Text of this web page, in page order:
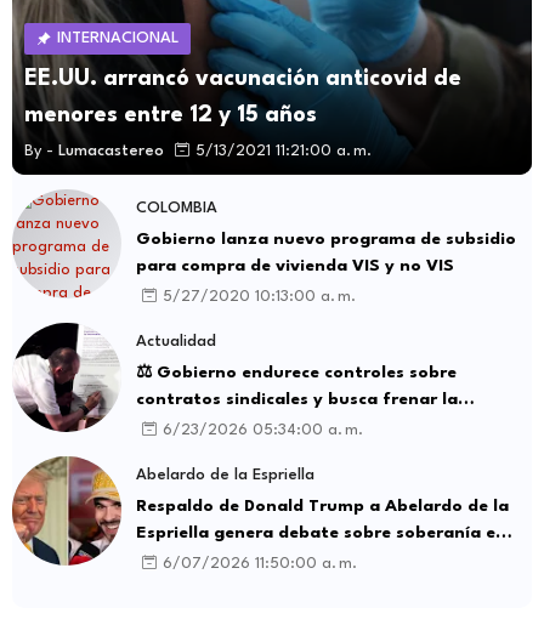
INTERNACIONAL
EE.UU. arrancó vacunación anticovid de
menores entre 12 y 15 años
By - Lumacastereo 5/13/2021 11:21:00 a. m.
COLOMBIA
Gobierno lanza nuevo programa de subsidio
para compra de vivienda VIS y no VIS
5/27/2020 10:13:00 a. m.
Actualidad
⚖️ Gobierno endurece controles sobre
contratos sindicales y busca frenar la
intermediación laboral ilegal
6/23/2026 05:34:00 a. m.
Abelardo de la Espriella
Respaldo de Donald Trump a Abelardo de la
Espriella genera debate sobre soberanía e
influencia internacional
6/07/2026 11:50:00 a. m.